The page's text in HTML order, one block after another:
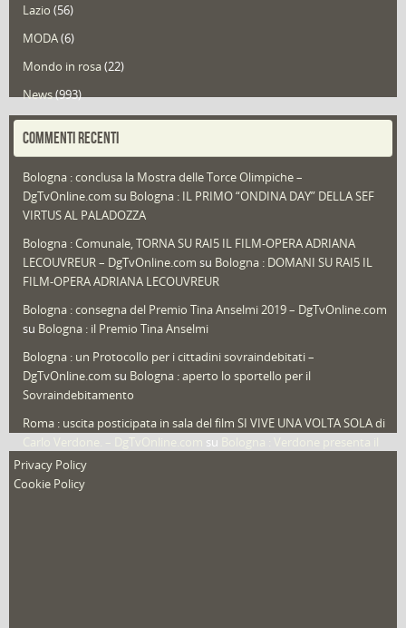
Lazio (56)
MODA(6)
Mondo in rosa(22)
News(993)
Portfolio(1)
Redazioni(1.049)
Speciali (22)
Sport
That's Bologna Magazine(25)
Video (archivio) (263)
COMMENTI RECENTI
Bologna : conclusa la Mostra delle Torce Olimpiche –
DgTvOnline.com su Bologna : IL PRIMO “ONDINA DAY” DELLA SEF
VIRTUS AL PALADOZZA
Bologna : Comunale, TORNA SU RAI5 IL FILM-OPERA ADRIANA
LECOUVREUR – DgTvOnline.com su Bologna : DOMANI SU RAI5 IL
FILM-OPERA ADRIANA LECOUVREUR
Bologna : consegna del Premio Tina Anselmi 2019 – DgTvOnline.com
su Bologna : il Premio Tina Anselmi
Bologna : un Protocollo per i cittadini sovraindebitati –
DgTvOnline.com su Bologna : aperto lo sportello per il
Sovraindebitamento
Roma : uscita posticipata in sala del film SI VIVE UNA VOLTA SOLA di
su
nuovo film
Privacy Policy
Cookie Policy